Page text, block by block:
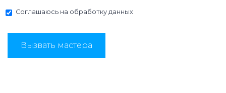
Соглашаюсь на обработку данных
Вызвать мастера